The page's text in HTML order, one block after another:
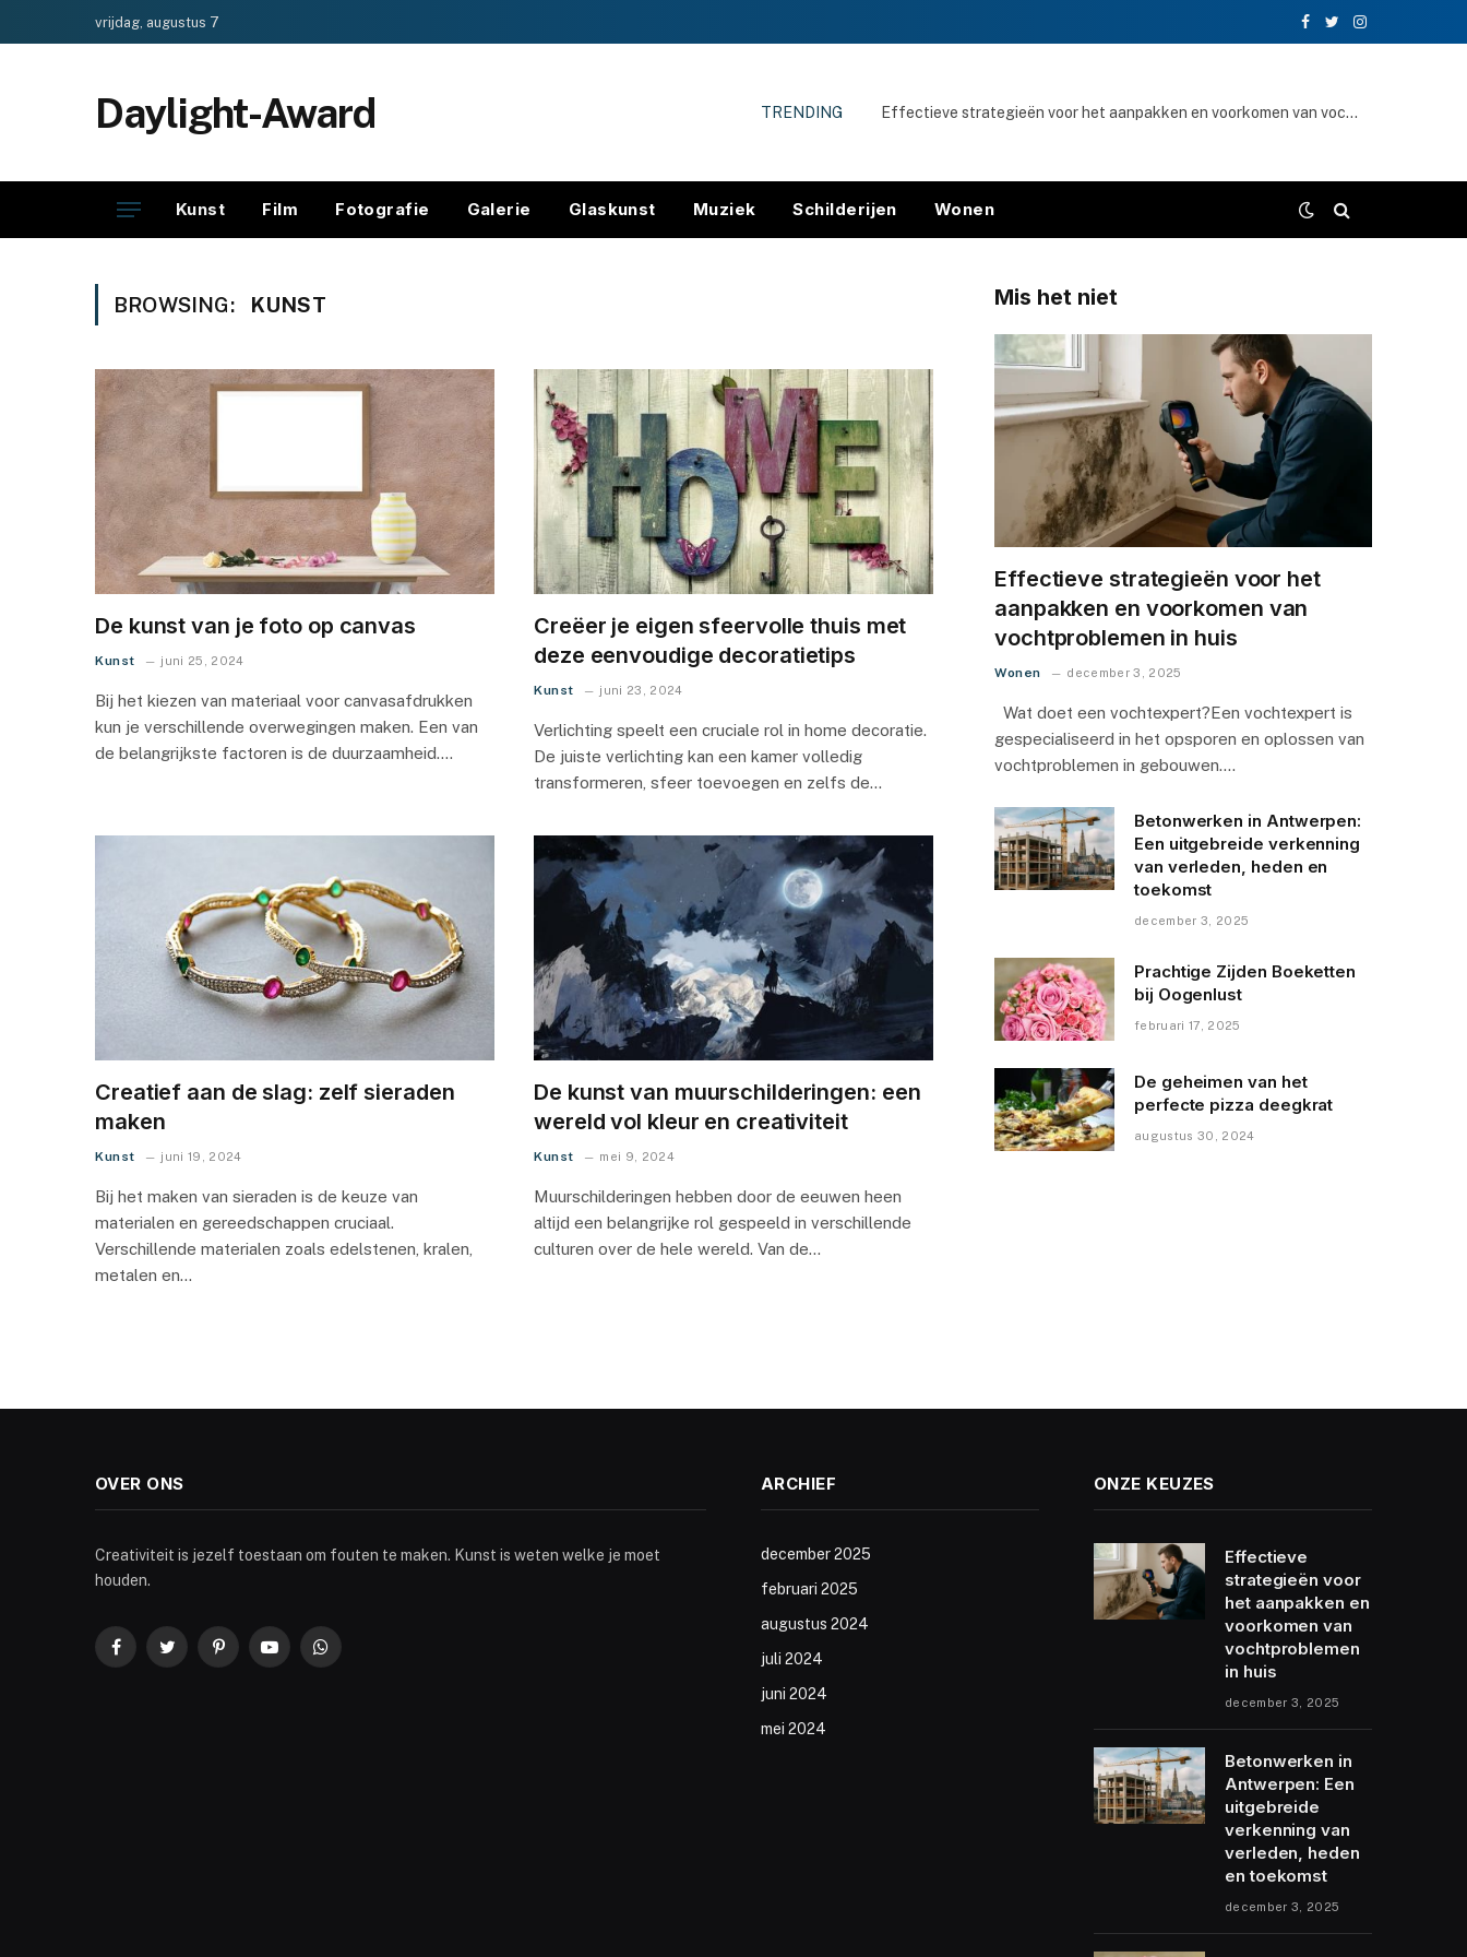
vrijdag, augustus 7
Facebook
TwitterInstagram
Daylight-Award TRENDING Effectieve strategieën voor het aanpakken en voorkomen van vochtproblemen in huis
Kunst Film Fotografie Galerie Glaskunst Muziek Schilderijen Wonen
BROWSING: KUNST
De kunst van je foto op canvas
Kunst juni 25, 2024
Bij het kiezen van materiaal voor canvasafdrukken
kun je verschillende overwegingen maken. Een van
de belangrijkste factoren is de duurzaamheid.…
Creëer je eigen sfeervolle thuis met
deze eenvoudige decoratietips
Kunst juni 23, 2024
Verlichting speelt een cruciale rol in home decoratie.
De juiste verlichting kan een kamer volledig
transformeren, sfeer toevoegen en zelfs de…
Creatief aan de slag: zelf sieraden
maken
Kunst juni 19, 2024
Bij het maken van sieraden is de keuze van
materialen en gereedschappen cruciaal.
Verschillende materialen zoals edelstenen, kralen,
metalen en…
De kunst van muurschilderingen: een
wereld vol kleur en creativiteit
Kunst mei 9, 2024
Muurschilderingen hebben door de eeuwen heen
altijd een belangrijke rol gespeeld in verschillende
culturen over de hele wereld. Van de…
Mis het niet
Effectieve strategieën voor het
aanpakken en voorkomen van
vochtproblemen in huis
Wonen december 3, 2025
Wat doet een vochtexpert?Een vochtexpert is
gespecialiseerd in het opsporen en oplossen van
vochtproblemen in gebouwen.…
Betonwerken in Antwerpen:
Een uitgebreide verkenning
van verleden, heden en
toekomst
december 3, 2025
Prachtige Zijden Boeketten
bij Oogenlust
februari 17, 2025
De geheimen van het
perfecte pizza deegkrat
augustus 30, 2024
OVER ONS
Creativiteit is jezelf toestaan om fouten te maken. Kunst is weten welke je moet
houden.
FacebookTwitterPinterestYouTubeWhatsApp
ARCHIEF
december 2025
februari 2025
augustus 2024
juli 2024
juni 2024
mei 2024
ONZE KEUZES
Effectieve
strategieën voor
het aanpakken en
voorkomen van
vochtproblemen
in huis
december 3, 2025
Betonwerken in
Antwerpen: Een
uitgebreide
verkenning van
verleden, heden
en toekomst
december 3, 2025